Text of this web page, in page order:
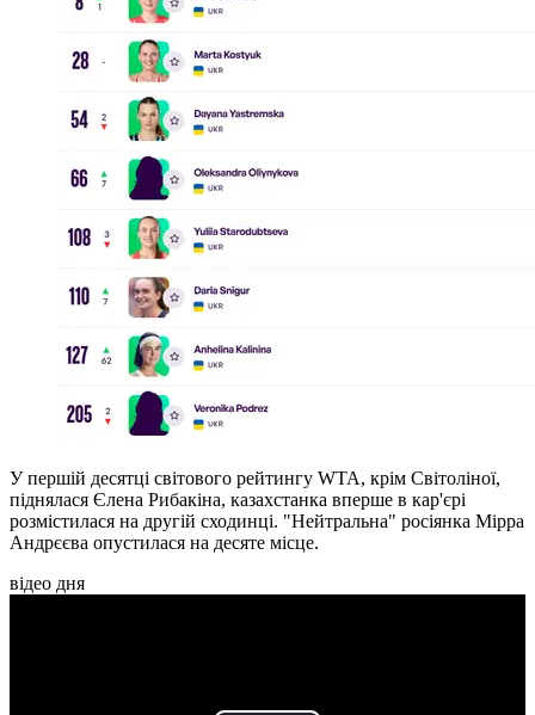
У першій десятці світового рейтингу WTA, крім Світоліної,
піднялася Єлена Рибакіна, казахстанка вперше в кар'єрі
розмістилася на другій сходинці. "Нейтральна" росіянка Мірра
Андрєєва опустилася на десяте місце.
відео дня